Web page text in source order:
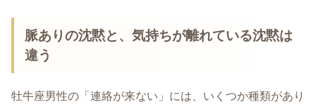
脈ありの沈黙と、気持ちが離れている沈黙は
違う
牡牛座男性の「連絡が来ない」には、いくつか種類があり